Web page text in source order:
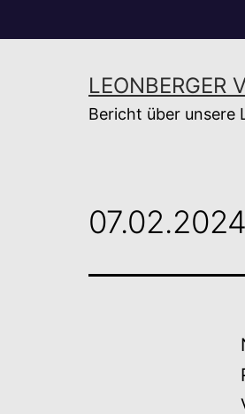
Inhalt
LEONBERGER
Bericht über unsere
07.02.2024